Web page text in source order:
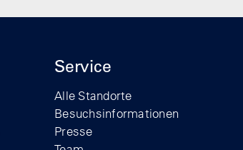
Service
Alle Standorte
Besuchsinformationen
Presse